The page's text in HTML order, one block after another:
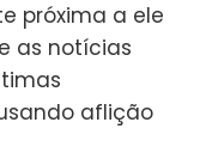
próxima a ele
as notícias
aflição